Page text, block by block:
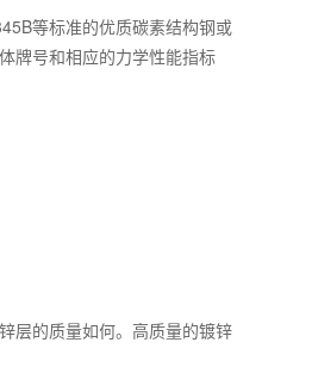
等标准的优质碳素结构钢或
牌号和相应的力学性能指标
层的质量如何。高质量的镀锌